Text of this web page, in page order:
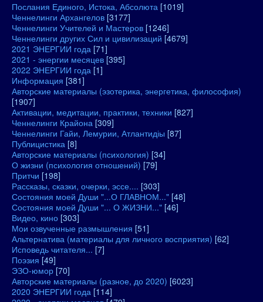
Послания Единого, Истока, Абсолюта [1019]
Ченнелинги Архангелов [3177]
Ченнелинги Учителей и Мастеров [1246]
Ченнелинги других Сил и цивилизаций [4679]
2021 ЭНЕРГИИ года [71]
2021 - энергии месяцев [395]
2022 ЭНЕРГИИ года [1]
Информация [381]
Авторские материалы (эзотерика, энергетика, философия)
[1907]
Активации, медитации, практики, техники [827]
Ченнелинги Крайона [309]
Ченнелинги Гайи, Лемурии, Атлантидіы [87]
Публицистика [8]
Авторские материалы (психология) [34]
О жизни (психология отношений) [79]
Притчи [198]
Рассказы, сказки, очерки, эссе.... [303]
Состояния моей Души "...О ГЛАВНОМ..." [48]
Состояния моей Души "... О ЖИЗНИ..." [46]
Видео, кино [303]
Мои озвученные размышления [51]
Альтернатива (материалы для личного восприятия) [62]
Исповедь читателя... [7]
Поэзия [49]
ЭЗО-юмор [70]
Авторские материалы (разное, до 2020) [6023]
2020 ЭНЕРГИИ года [114]